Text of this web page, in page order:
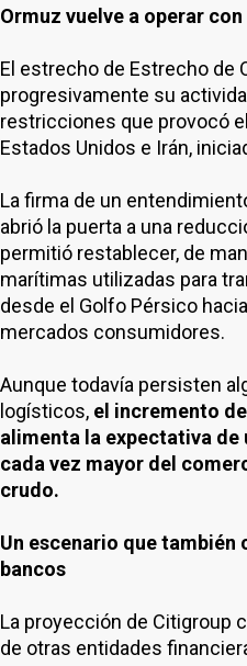
Ormuz vuelve a operar
El estrecho de Estrecho de
progresivamente su
restricciones que provocó
Estados Unidos e Irán,
La firma de un
abrió la puerta a una
permitió restablecer, de
marítimas utilizadas para
desde el Golfo Pérsico
mercados consumidores.
Aunque todavía persisten
logísticos, el incremento
alimenta la expectativa de
cada vez mayor del
crudo.
Un escenario que
bancos
La proyección de Citigroup
de otras entidades